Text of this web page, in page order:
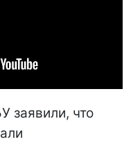
заявили, что